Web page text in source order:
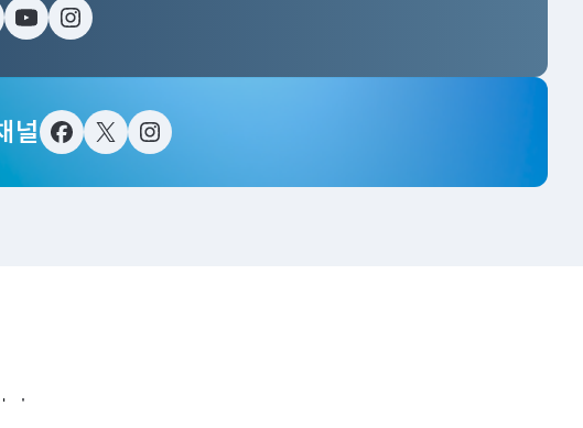
터(X)
유튜브인스타그램
널 페이스북트위터(X)인스타그램